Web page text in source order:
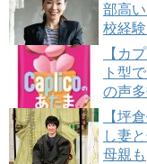
部高
校経
【カ
ト型
の声
【坪
し妻
母親も